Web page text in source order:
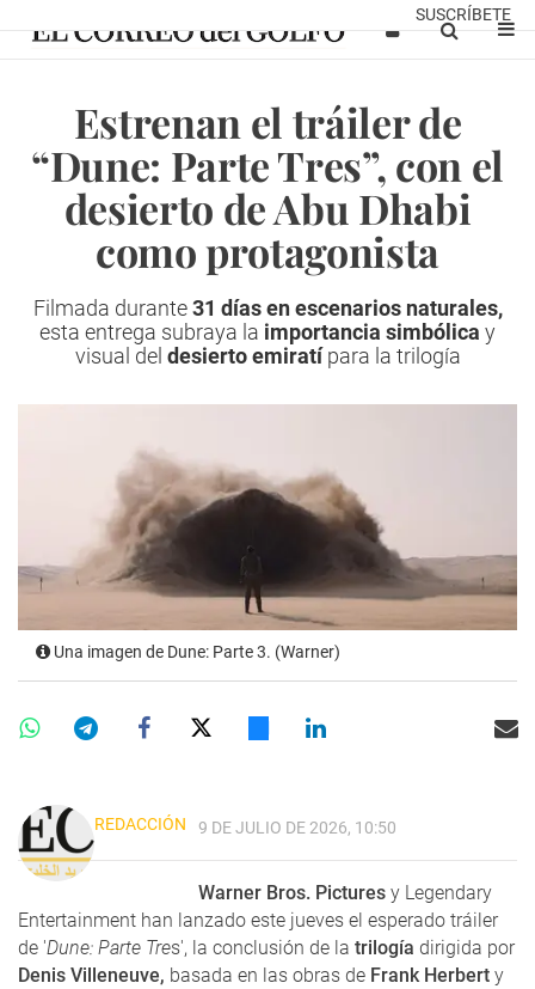
SUSCRÍBETE
Estrenan el tráiler de
“Dune: Parte Tres”, con el
desierto de Abu Dhabi
como protagonista
Filmada durante31 días en escenarios naturales,
esta entrega subraya la importancia simbólica y
visual del desierto emiratípara la trilogía
Una imagen de Dune: Parte 3. (Warner)
REDACCIÓN 9 DE JULIO DE 2026, 10:50
Warner Bros. Pictures y Legendary
Entertainment han lanzado este jueves el esperado tráiler
de 'Dune: Parte Tres', la conclusión de la trilogía dirigida por
Denis Villeneuve, basada en las obras de Frank Herbert y